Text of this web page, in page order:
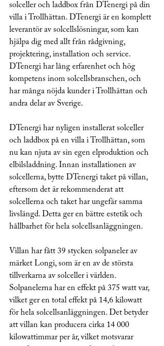
solceller och laddbox från DTenergi på din
villa i Trollhättan. DTenergi är en komplett
leverantör av solcellslösningar, som kan
hjälpa dig med allt från rådgivning,
projektering, installation och service.
DTenergi har lång erfarenhet och hög
kompetens inom solcellsbranschen, och
har många nöjda kunder i Trollhättan och
andra delar av Sverige.
DTenergi har nyligen installerat solceller
och laddbox på en villa i Trollhättan, som
nu kan njuta av sin egen elproduktion och
elbilsladdning. Innan installationen av
solcellerna, bytte DTenergi taket på villan,
eftersom det är rekommenderat att
solcellerna och taket har ungefär samma
livslängd. Detta ger en bättre estetik och
hållbarhet för hela solcellsanläggningen.
Villan har fått 39 stycken solpaneler av
märket Longi, som är en av de största
tillverkarna av solceller i världen.
Solpanelerna har en effekt på 375 watt var,
vilket ger en total effekt på 14,6 kilowatt
för hela solcellsanläggningen. Det betyder
att villan kan producera cirka 14 000
kilowattimmar per år, vilket motsvarar